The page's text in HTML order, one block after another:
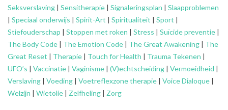
Seksverslaving | Sensitherapie | Signaleringsplan | Slaapproblemen
| Speciaal onderwijs | Spirit-Art | Spiritualiteit | Sport |
Stiefouderschap | Stoppen met roken | Stress | Suïcide preventie |
The Body Code | The Emotion Code | The Great Awakening | The
Great Reset | Therapie | Touch for Health | Trauma Tekenen |
UFO’s | Vaccinatie | Vaginisme | (V)echtscheiding | Vermoeidheid |
Verslaving | Voeding | Voetreflexzone therapie | Voice Dialoque |
Welzijn | Wietolie | Zelfheling | Zorg